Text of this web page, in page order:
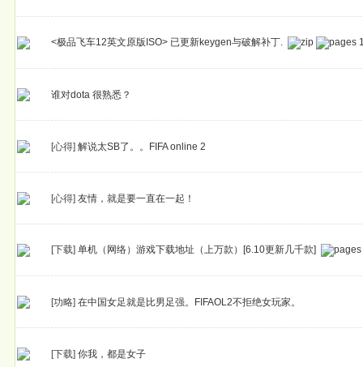
<极品飞车12英文原版ISO> 已更新keygen与破解补丁.
谁对dota 很熟悉？
[心得] 解说太SB了。。FIFA online 2
[心得] 友情，就是要一直在一起！
[下载] 单机（网络）游戏下载地址（上万款）[6.10更新几千款]
[功略] 在中国女足就是比男足强。FIFAOL2不拒绝女玩家。
[下载] 你我，都是女子